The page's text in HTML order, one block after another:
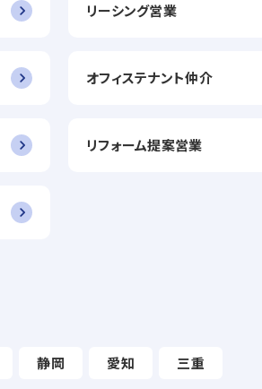
リーシング営業
オフィステナント仲介
リフォーム提案営業
静岡 愛知 三重